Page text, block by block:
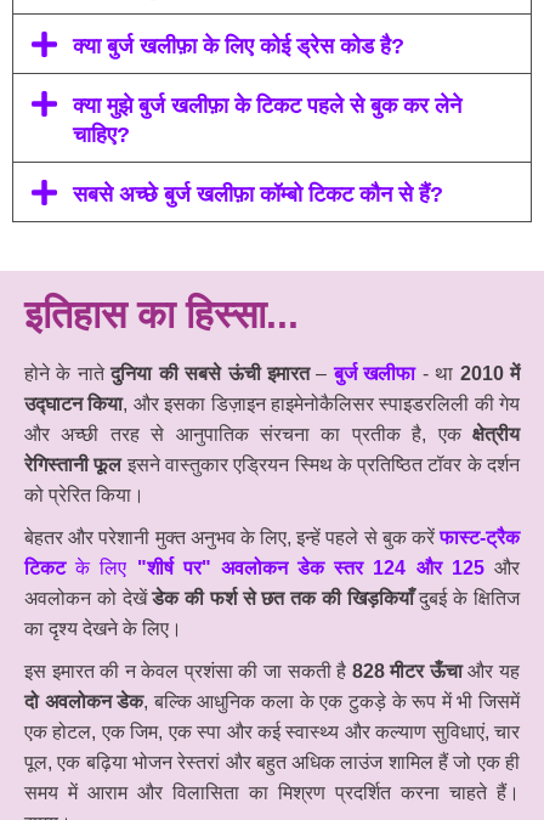
क्या बुर्ज खलीफ़ा के लिए कोई ड्रेस कोड है?
क्या मुझे बुर्ज खलीफ़ा के टिकट पहले से बुक कर लेने
चाहिए?
सबसे अच्छे बुर्ज खलीफ़ा कॉम्बो टिकट कौन से हैं?
इतिहास का हिस्सा...
होने के नातेदुनिया की सबसे ऊंची इमारत–बुर्ज खलीफा- था 2010 में
उद्घाटन किया, और इसका डिज़ाइन हाइमेनोकैलिसर स्पाइडरलिली की गेय
और अच्छी तरह से आनुपातिक संरचना का प्रतीक है, एक क्षेत्रीय
रेगिस्तानी फूलइसने वास्तुकार एड्रियन स्मिथ के प्रतिष्ठित टॉवर के दर्शन
को प्रेरित किया।
बेहतर और परेशानी मुक्त अनुभव के लिए, इन्हें पहले से बुक करेंफास्ट-ट्रैक
टिकटके लिए "शीर्ष पर" अवलोकन डेक स्तर 124 और 125और
अवलोकन को देखेंडेक की फर्श से छत तक की खिड़कियाँदुबई के क्षितिज
का दृश्य देखने के लिए।
इस इमारत की न केवल प्रशंसा की जा सकती है 828 मीटर ऊँचाऔर यह
दो अवलोकन डेक, बल्कि आधुनिक कला के एक टुकड़े के रूप में भी जिसमें
एक होटल, एक जिम, एक स्पा और कई स्वास्थ्य और कल्याण सुविधाएं, चार
पूल, एक बढ़िया भोजन रेस्तरां और बहुत अधिक लाउंज शामिल हैं जो एक ही
समय में आराम और विलासिता का मिश्रण प्रदर्शित करना चाहते हैं।